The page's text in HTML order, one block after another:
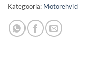
Kategooria: Motorehvid